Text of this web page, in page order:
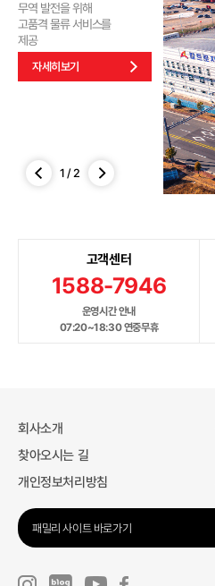
무역 발전을 위해
고품격 물류 서비스를
제공
자세히보기
1 /2
고객센터
1588-7946
운영시간 안내
07:20~18:30 연중무휴
회사소개
찾아오시는 길
개인정보처리방침
패밀리 사이트 바로가기